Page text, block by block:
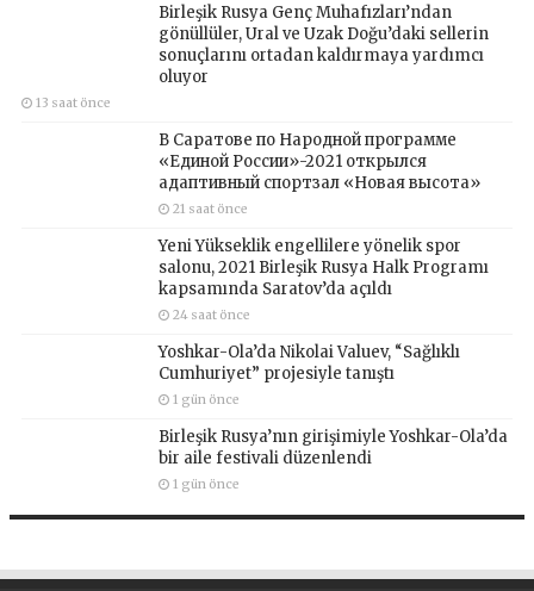
Birleşik Rusya Genç Muhafızları’ndan
gönüllüler, Ural ve Uzak Doğu’daki sellerin
sonuçlarını ortadan kaldırmaya yardımcı
oluyor
13 saat önce
В Саратове по Народной программе
«Единой России»-2021 открылся
адаптивный спортзал «Новая высота»
21 saat önce
Yeni Yükseklik engellilere yönelik spor
salonu, 2021 Birleşik Rusya Halk Programı
kapsamında Saratov’da açıldı
24 saat önce
Yoshkar-Ola’da Nikolai Valuev, “Sağlıklı
Cumhuriyet” projesiyle tanıştı
1 gün önce
Birleşik Rusya’nın girişimiyle Yoshkar-Ola’da
bir aile festivali düzenlendi
1 gün önce